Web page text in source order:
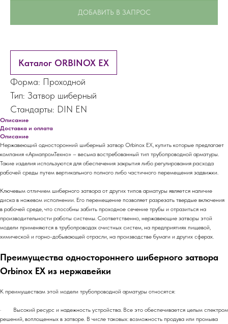
ДОБАВИТЬ В ЗАПРОС
Каталог ORBINOX EX
Форма: Проходной
Тип: Затвор шиберный
Стандарты: DIN EN
Описание
Доставка и оплата
Описание
Нержавеющий односторонний шиберный затвор Orbinox EX, купить которые предлагает
компания «АрмапромТехно» – весьма востребованный тип трубопроводной арматуры.
Такие изделия используются для обеспечения закрытия либо регулирования расхода
рабочей среды путем вертикального полного либо частичного перемещения задвижки.
Ключевым отличием шиберного затвора от других типов арматуры является наличие
диска в ножевом исполнении. Его перемещение позволяет разрезать твердые включения
в рабочей среде, что способны забить проходное сечение трубы и отразиться на
производительности работы системы. Соответственно, нержавеющие затворы этой
модели применяются в трубопроводах очистных систем, на предприятиях пищевой,
химической и горно-добывающей отрасли, на производстве бумаги и других сферах.
Преимущества одностороннего шиберного затвора
Orbinox EX из нержавейки
К преимуществам этой модели трубопроводной арматуры относятся:
· Высокий ресурс и надежность устройства. Все это обеспечивается целым спектром
решений, воплощенных в затворе. В числе таковых: возможность продува или промыва